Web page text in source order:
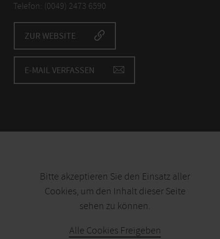
Telefon: (0049) 2473 6590
ZUR WEBSITE
E-MAIL VERFASSEN
Bitte akzeptieren Sie den Einsatz aller
Cookies, um den Inhalt dieser Seite
sehen zu können.
Alle Cookies Freigeben